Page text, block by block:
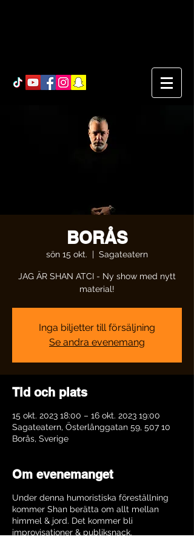
BORÅS
sön 15 okt.
  |
Sagateatern
JAG ÄR SHAN ATCI - Ny show med nytt
material!
Inga biljetter till försäljning
Se andra evenemang
Tid och plats
15 okt. 2023 18:00 – 16 okt. 2023 19:00
Sagateatern, Österlånggatan 59, 507 10
Borås, Sverige
Om evenemanget
Under denna humoristiska föreställning
kommer Shan berätta om allt mellan
himmel & jord. Det kommer bli
improvisationer & publiksnack.